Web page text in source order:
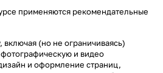
применяются рекомендательные
включая (но не ограничиваясь)
и видео
и оформление страниц,